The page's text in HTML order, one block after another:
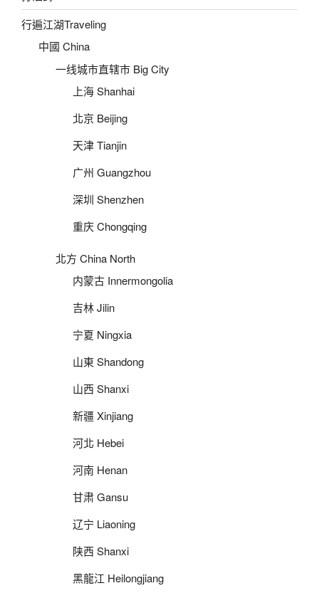
行遍江湖Traveling
中國 China
一线城市直辖市 Big City
上海 Shanhai
北京 Beijing
天津 Tianjin
广州 Guangzhou
深圳 Shenzhen
重庆 Chongqing
北方 China North
内蒙古 Innermongolia
吉林 Jilin
宁夏 Ningxia
山東 Shandong
山西 Shanxi
新疆 Xinjiang
河北 Hebei
河南 Henan
甘肃 Gansu
辽宁 Liaoning
陕西 Shanxi
黑龍江 Heilongjiang